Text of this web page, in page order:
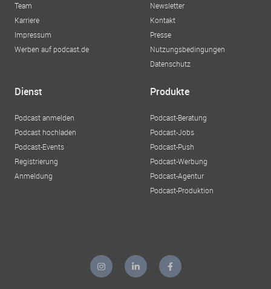
Team
Karriere
Impressum
Werben auf podcast.de
Newsletter
Kontakt
Presse
Nutzungsbedingungen
Datenschutz
Dienst
Podcast anmelden
Podcast hochladen
Podcast-Events
Registrierung
Anmeldung
Produkte
Podcast-Beratung
Podcast-Jobs
Podcast-Push
Podcast-Werbung
Podcast-Agentur
Podcast-Produktion